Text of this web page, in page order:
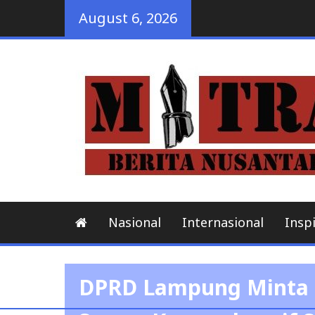
August 6, 2026
Nasional Internasional
DPRD Lampung